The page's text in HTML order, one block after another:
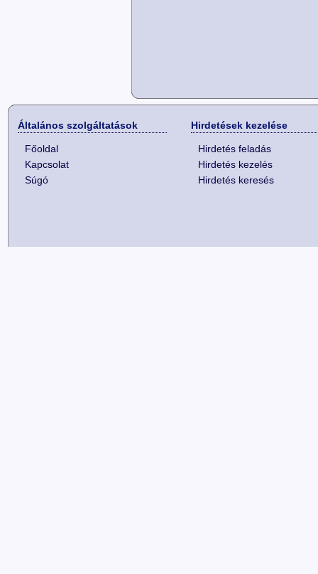
Általános szolgáltatások
Főoldal
Kapcsolat
Súgó
Hirdetések kezelése
Hirdetés feladás
Hirdetés kezelés
Hirdetés keresés